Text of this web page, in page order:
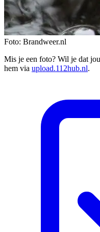
Foto: Brandweer.nl
Mis je een foto? Wil je dat
hem via upload.112hub.nl.